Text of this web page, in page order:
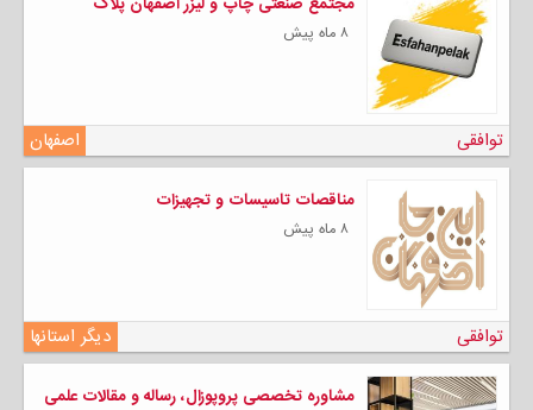
۸ ماه پیش
اصفهان توافقی
مناقصات تاسیسات و تجهیزات
۸ ماه پیش
دیگر استانها توافقی
مشاوره تخصصی پروپوزال، رساله و مقالات علمی